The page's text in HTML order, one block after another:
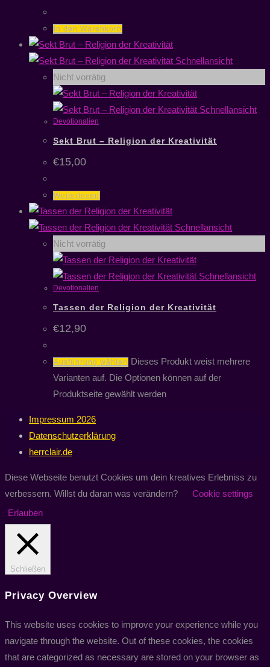
In den Warenkorb
Schnellansicht
Nicht vorrätig
Schnellansicht
Devotionalien
Sekt Brut – Religion der Kreativität
€15,00
Weiterlesen
Schnellansicht
Nicht vorrätig
Schnellansicht
Devotionalien
Tassen der Religion der Kreativität
€12,90
Ausführung wählen Dieses Produkt weist mehrere
Varianten auf. Die Optionen können auf der
Produktseite gewählt werden
Impressum 2026
Datenschutzerklärung
herrclair.de
Diese Webseite benutzt Cookies um dein kreatives Erlebniss zu
verbessern. Willst du daran was verändern?
Cookie settings
Erlauben
Schließen
Privacy Overview
This website uses cookies to improve your experience while you
navigate through the website. Out of these cookies, the cookies
that are categorized as necessary are stored on your browser as